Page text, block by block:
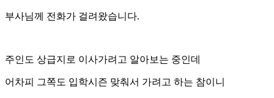
부사님께 전화가 걸려왔습니다.
주인도 상급지로 이사가려고 알아보는 중인데
어차피 그쪽도 입학시즌 맞춰서 가려고 하는 참이니